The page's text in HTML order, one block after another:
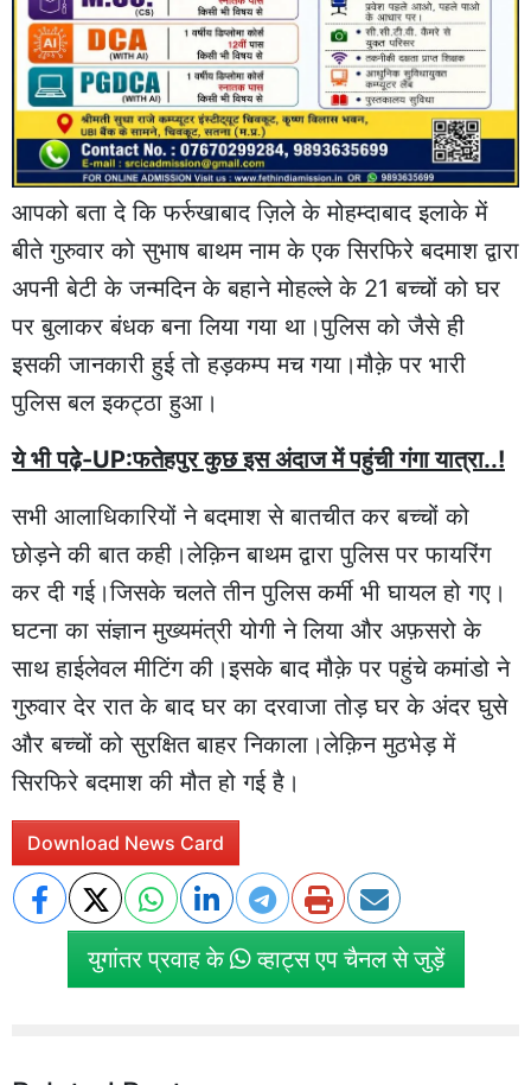
आपको बता दे कि फर्रुखाबाद ज़िले के मोहम्दाबाद इलाके में
बीते गुरुवार को सुभाष बाथम नाम के एक सिरफिरे बदमाश द्वारा
अपनी बेटी के जन्मदिन के बहाने मोहल्ले के 21 बच्चों को घर
पर बुलाकर बंधक बना लिया गया था।पुलिस को जैसे ही
इसकी जानकारी हुई तो हड़कम्प मच गया।मौक़े पर भारी
पुलिस बल इकट्ठा हुआ।
ये भी पढ़े-UP:फतेहपुर कुछ इस अंदाज में पहुंची गंगा यात्रा..!
सभी आलाधिकारियों ने बदमाश से बातचीत कर बच्चों को
छोड़ने की बात कही।लेक़िन बाथम द्वारा पुलिस पर फायरिंग
कर दी गई।जिसके चलते तीन पुलिस कर्मी भी घायल हो गए।
घटना का संज्ञान मुख्यमंत्री योगी ने लिया और अफ़सरो के
साथ हाईलेवल मीटिंग की।इसके बाद मौक़े पर पहुंचे कमांडो ने
गुरुवार देर रात के बाद घर का दरवाजा तोड़ घर के अंदर घुसे
और बच्चों को सुरक्षित बाहर निकाला।लेक़िन मुठभेड़ में
सिरफिरे बदमाश की मौत हो गई है।
Download News Card
युगांतर प्रवाह के व्हाट्स एप चैनल से जुड़ें